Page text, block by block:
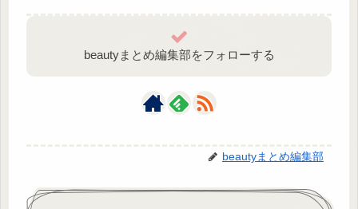
beautyまとめ編集部をフォローする
beautyまとめ編集部